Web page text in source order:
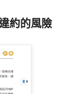
約的風險